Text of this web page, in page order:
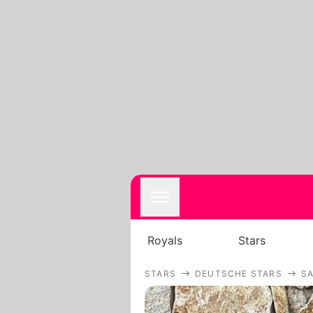
Royals Stars
STARS DEUTSCHE STARS